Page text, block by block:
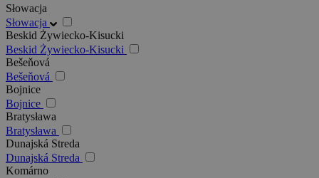
Słowacja
Słowacja
Beskid Żywiecko-Kisucki
Beskid Żywiecko-Kisucki
Bešeňová
Bešeňová
Bojnice
Bojnice
Bratysława
Bratysława
Dunajská Streda
Dunajská Streda
Komárno